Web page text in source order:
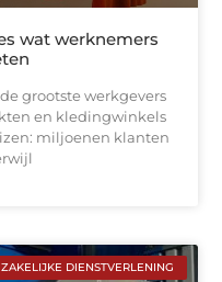
wat werknemers
grootste werkgevers
en kledingwinkels
miljoenen klanten
ZAKELIJKE DIENSTVERLENING